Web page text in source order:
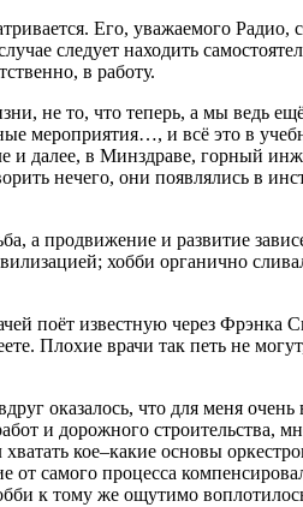
Его, уважаемого
следует находить
в работу.
не то, что теперь, а мы ведь
мероприятия…, и всё это в
далее, в Минздраве, горный
нечего, они появлялись в
а продвижение и развитие
хобби органично
поёт известную через
Плохие врачи так петь не
оказалось, что для меня
и дорожного строительства,
кое–какие основы
от самого процесса
к тому же ощутимо